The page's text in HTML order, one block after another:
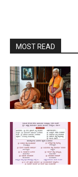
MOST READ